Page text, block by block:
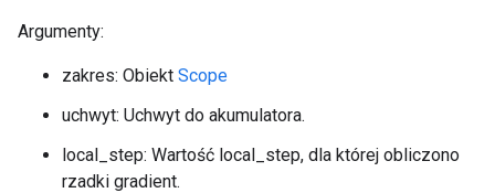
Argumenty:
zakres: Obiekt Scope
uchwyt: Uchwyt do akumulatora.
local_step: Wartość local_step, dla której obliczono
rzadki gradient.